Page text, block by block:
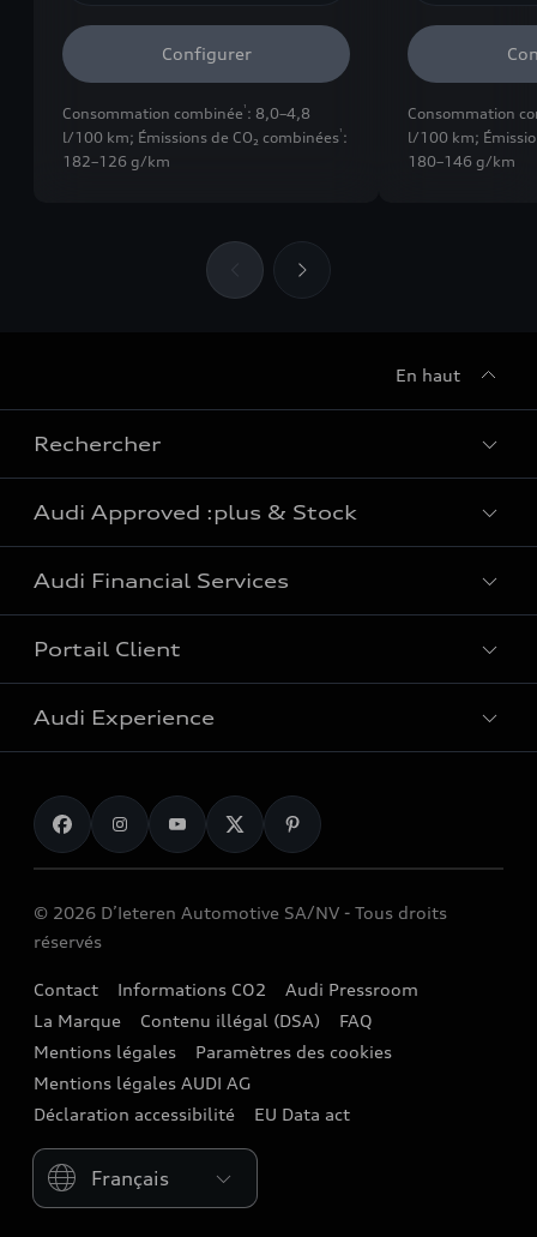
Configurer
Consommation combinée 1 : 8,0–4,8
l/100 km; Émissions de CO₂ combinées1 :
182–126 g/km
Consommation
l/100 km;
180–146 g/km
En haut
Rechercher
Tous les modèles
Voitures plug-in hybride
Voitures familiales
Voitures citadines
Demande d'essai
Demande d'offre
Distributeurs Audi
Valeur de reprise
Audi Fleet services
Audi Approved :plus & Stock
Audi Approved :plus
Audi Financial Services
Particuliers
Entreprises
Portail Client
Entretien & réparation
Accessoires d'Origine Audi
myAudi
Actions de rappel
Audi digital services
Réseau Audi
Partenaires Service et garages indépendants
Audi Insurance
Audi Experience
Recharge
Audi Sport
Audi e-shop
Stories of Progress
Newsletter
© 2026 D’Ieteren Automotive SA/NV - Tous droits
réservés
Contact Informations CO2
Audi Pressroom
La Marque
Contenu illégal (DSA)
FAQ
Mentions légales
Paramètres des cookies
Mentions légales AUDI AG
Déclaration accessibilité
EU Data act
Please select country